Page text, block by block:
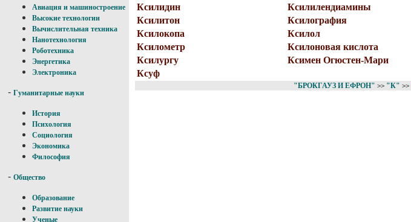
Авиация и машиностроение
Высокие технологии
Вычислительная техника
Нанотехнология
Роботехника
Энергетика
Электроника
- Гуманитарные науки
История
Психология
Социология
Экономика
Философия
- Общество
Образование
Развитие науки
Ученые
Ксилидин
Ксилилендиамины
Ксилитон
Ксилография
Ксилокопа
Ксилол
Ксилометр
Ксилоновая кислота
Ксилургу
Ксимен Огюстен-Мари
Ксуф
"БРОКГАУЗ И ЕФРОН" >> "К" >>